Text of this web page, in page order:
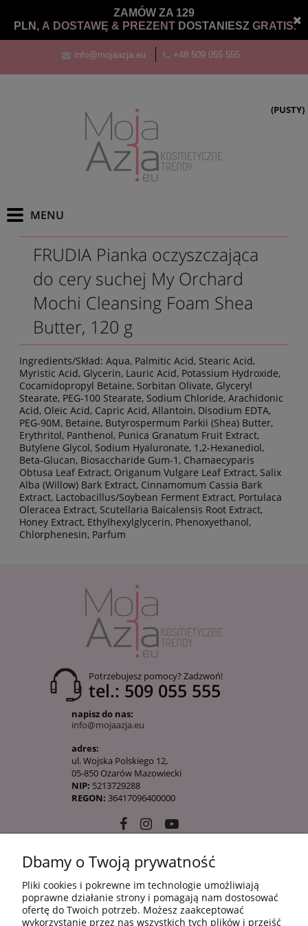
ZAMÓW ZA 129
PLN, A DOSTAWĘ & PREZENT DOSTANIESZ GRATIS.
info@mojaazja.eu +48 509 055 555
(PUSTY)
FRUDIA Pianka oczyszczająca
do cery suchej My Orchard
Mochi Cleansing Foam Shea
Butter, 120 g
Ingredients/Skład: Aqua, Palmitic Acid, Stearic Acid,
Myristic Acid, Glycerin, Lauric Acid, Potassium Hydroxide,
Cocamidopropyl Betaine, Sorbitan Olivate, Glyceryl
Stearate, PEG-100 Stearate, Sodium Chloride, Arachidonic
Acid, Oleic Acid, Capric Acid, Allantoin, Disodium EDTA,
PEG-90M, Betaine, Butyrospermum Parkii (Shea) Butter,
Erythritol, Panthenol, Punica Granatum Fruit Extract,
Butylene Glycol, Sodium Hyaluronate, 1,2-Hexanediol,
Beta-Glucan, Biosaccharide Gum-1, Chamaecyparis
Obtusa Leaf Extract, Origanum Vulgare Leaf Extract, Salix
Alba (Willow) Bark Extract, Cinnamomum Cassia Bark
Extract, Lactobacillus/Soybean Ferment Extract, Portulaca
Oleracea Extract, Scutellaria Baicalensis Root Extract,
Honey Extract, Ethylhexylglycerin, Phenoxyethanol,
Chlorphenesin, Parfum
Potrzebujesz pomocy? Zadzwoń!
tel.: 509 055 555
napisz do nas:
info@mojaazja.eu
adres:
ul. Wojska Polskiego 12,
05-850 Ożarów Mazowiecki
NIP: 5213729288
REGON: 36417096400000
10 KROKÓW KOREAŃSKIEJ PIELĘGANCJI
INFORMACJE
Dbamy o Twoją prywatność
Pliki cookies i pokrewne im technologie umożliwiają
poprawne działanie strony i pomagają nam dostosować
ofertę do Twoich potrzeb. Możesz zaakceptować
wykorzystanie przez nas wszystkich tych plików i przejść